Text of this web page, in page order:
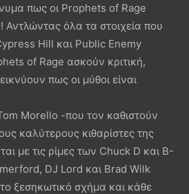
πως οι Prophets of Rage
Αντλώντας όλα τα στοιχεία που
Hill και Public Enemy
of Rage ασκούν κριτική,
πως οι μύθοι είναι
Morello -που τον καθιστούν
καλύτερους κιθαρίστες της
με τις ρίμες των Chuck D και B-
DJ Lord και Brad Wilk
ξεσηκωτικό σχήμα και κάθε